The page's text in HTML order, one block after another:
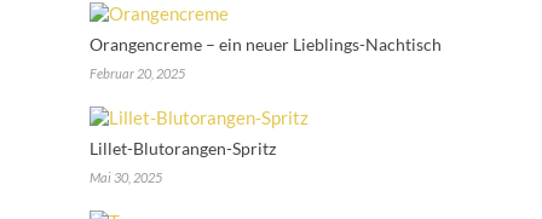
Orangencreme – ein neuer Lieblings-Nachtisch
Februar 20, 2025
Lillet-Blutorangen-Spritz
Mai 30, 2025